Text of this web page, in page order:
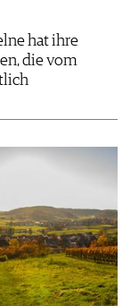
hat ihre
die vom